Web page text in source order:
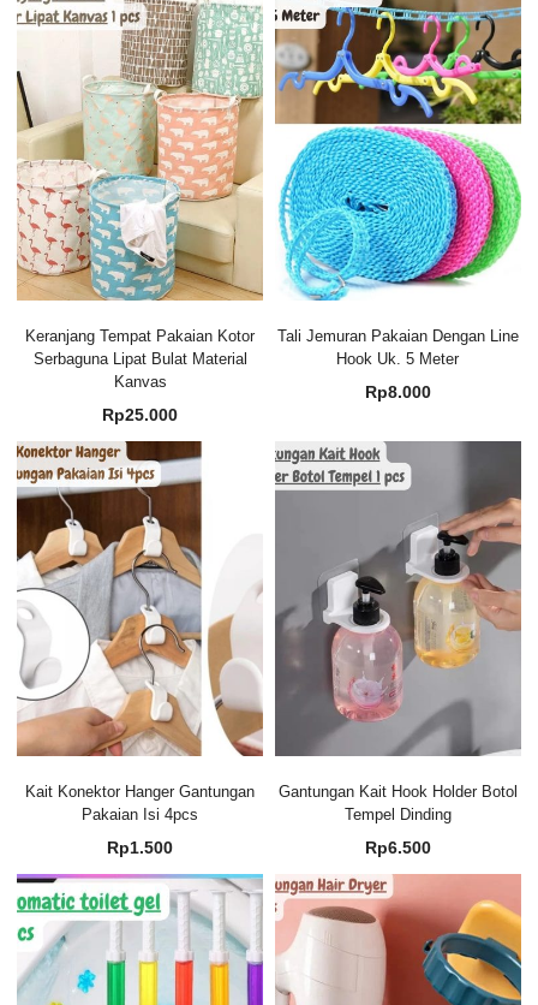
Keranjang Tempat Pakaian Kotor
Serbaguna Lipat Bulat Material
Kanvas
Rp25.000
Tali Jemuran Pakaian Dengan Line
Hook Uk. 5 Meter
Rp8.000
Kait Konektor Hanger Gantungan
Pakaian Isi 4pcs
Rp1.500
Gantungan Kait Hook Holder Botol
Tempel Dinding
Rp6.500